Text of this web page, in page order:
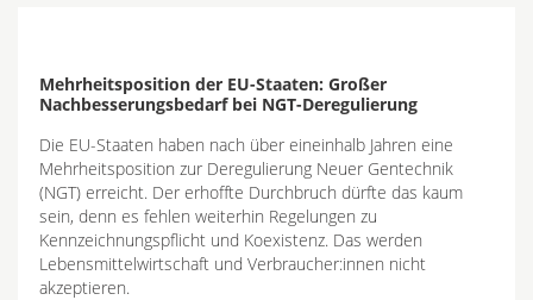
Mehrheitsposition der EU-Staaten: Großer
Nachbesserungsbedarf bei NGT-Deregulierung
Die EU-Staaten haben nach über eineinhalb Jahren eine
Mehrheitsposition zur Deregulierung Neuer Gentechnik
(NGT) erreicht. Der erhoffte Durchbruch dürfte das kaum
sein, denn es fehlen weiterhin Regelungen zu
Kennzeichnungspflicht und Koexistenz. Das werden
Lebensmittelwirtschaft und Verbraucher:innen nicht
akzeptieren.